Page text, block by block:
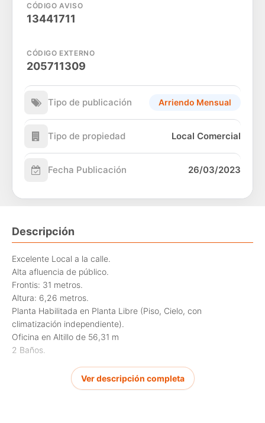
CÓDIGO AVISO
13441711
CÓDIGO EXTERNO
205711309
Tipo de publicación Arriendo Mensual
Tipo de propiedad Local Comercial
Fecha Publicación 26/03/2023
Descripción
Excelente Local a la calle.
Alta afluencia de público.
Frontis: 31 metros.
Altura: 6,26 metros.
Planta Habilitada en Planta Libre (Piso, Cielo, con
climatización independiente).
Oficina en Altillo de 56,31 m
2 Baños.
Plazo mínimo 3 años.
Gasto Común: $103.000.-
Ver descripción completa